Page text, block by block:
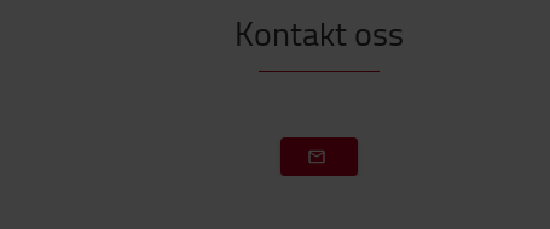
Kontakt oss